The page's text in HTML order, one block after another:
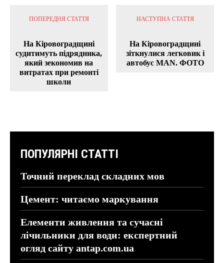
ПОПЕРЕДНЯ СТАТТЯ
На Кіровоградщині
судитимуть підрядника,
який зекономив на
витратах при ремонті
школи
НАСТУПНА СТАТТЯ
На Кіровоградщині
зіткнулися легковик і
автобус MAN. ФОТО
ПОПУЛЯРНІ СТАТТІ
Точний переклад складних мов
Цемент: читаємо маркування
Елементи живлення та сучасні
лічильники для води: експертний
огляд сайту antap.com.ua